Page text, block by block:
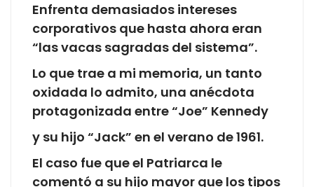
Enfrenta demasiados intereses
corporativos que hasta ahora eran
“las vacas sagradas del sistema”.
Lo que trae a mi memoria, un tanto
oxidada lo admito, una anécdota
protagonizada entre “Joe” Kennedy
y su hijo “Jack” en el verano de 1961.
El caso fue que el Patriarca le
comentó a su hijo mayor que los tipos